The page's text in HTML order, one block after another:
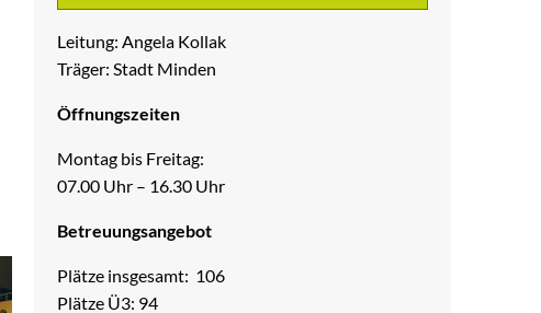
Leitung: Angela Kollak
Träger: Stadt Minden
Öffnungszeiten
Montag bis Freitag:
07.00 Uhr – 16.30 Uhr
Betreuungsangebot
Plätze insgesamt: 106
Plätze Ü3: 94